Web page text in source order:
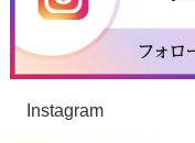
Instagram